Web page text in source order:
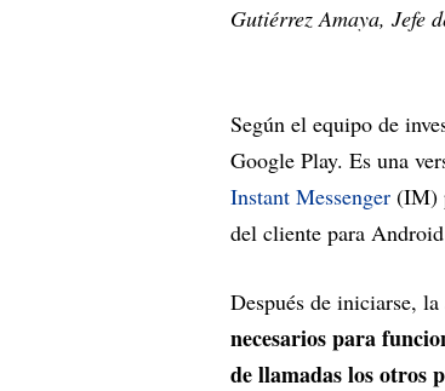
Gutiérrez Amaya, Jefe
Según el equipo de
Google Play. Es una
Instant Messenger (IM)
del cliente para Android
Después de iniciarse,
necesarios para
de llamadas los otros